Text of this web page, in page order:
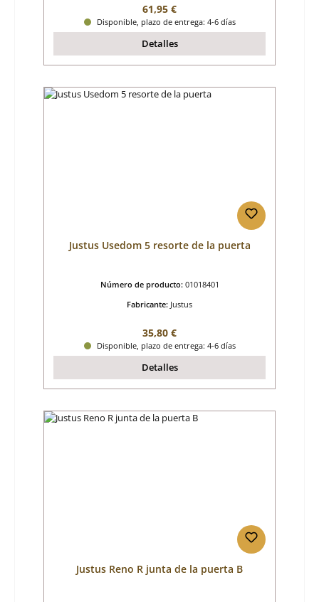
Precio normal:
61,95 €
Disponible, plazo de entrega: 4-6 días
Detalles
Justus Usedom 5 resorte de la puerta
Número de producto: 01018401
Fabricante: Justus
Precio normal:
35,80 €
Disponible, plazo de entrega: 4-6 días
Detalles
Justus Reno R junta de la puerta B